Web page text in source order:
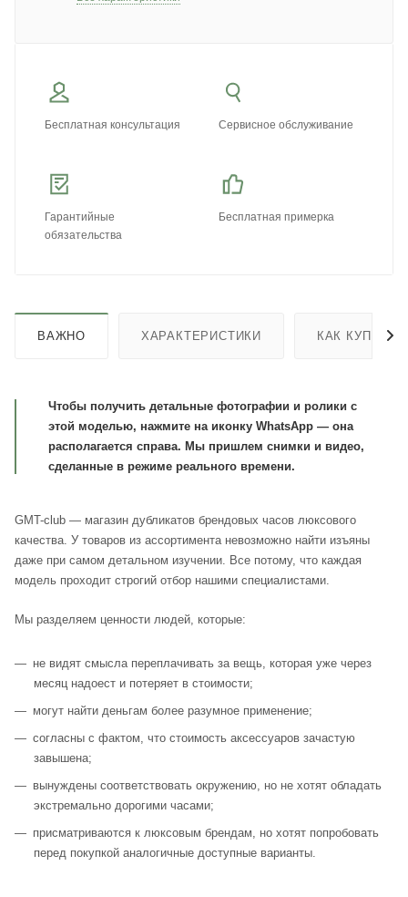
Бесплатная консультация Сервисное обслуживание
Гарантийные
обязательства
Бесплатная примерка
ВАЖНО ХАРАКТЕРИСТИКИ КАК КУПИТЬ
Чтобы получить детальные фотографии и ролики с
этой моделью, нажмите на иконку WhatsApp — она
располагается справа. Мы пришлем снимки и видео,
сделанные в режиме реального времени.
GMT-club — магазин дубликатов брендовых часов люксового
качества. У товаров из ассортимента невозможно найти изъяны
даже при самом детальном изучении. Все потому, что каждая
модель проходит строгий отбор нашими специалистами.
Мы разделяем ценности людей, которые:
не видят смысла переплачивать за вещь, которая уже через
месяц надоест и потеряет в стоимости;
могут найти деньгам более разумное применение;
согласны с фактом, что стоимость аксессуаров зачастую
завышена;
вынуждены соответствовать окружению, но не хотят обладать
экстремально дорогими часами;
присматриваются к люксовым брендам, но хотят попробовать
перед покупкой аналогичные доступные варианты.